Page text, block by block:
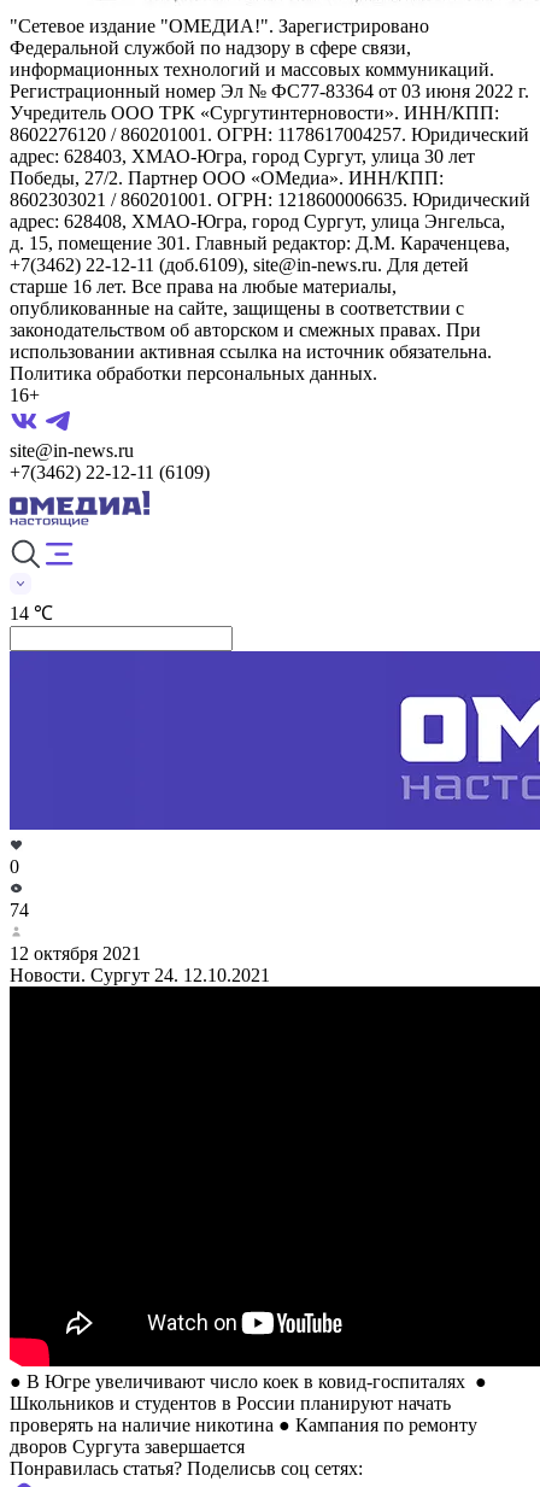
"Сетевое издание "ОМЕДИА!". Зарегистрировано
Федеральной службой по надзору в сфере связи,
информационных технологий и массовых коммуникаций.
Регистрационный номер Эл № ФС77-83364 от 03 июня 2022 г.
Учредитель ООО ТРК «Сургутинтерновости». ИНН/КПП:
8602276120 / 860201001. ОГРН: 1178617004257. Юридический
адрес: 628403, ХМАО-Югра, город Сургут, улица 30 лет
Победы, 27/2. Партнер ООО «ОМедиа». ИНН/КПП:
8602303021 / 860201001. ОГРН: 1218600006635. Юридический
адрес: 628408, ХМАО-Югра, город Сургут, улица Энгельса,
д. 15, помещение 301. Главный редактор: Д.М. Караченцева,
+7(3462) 22-12-11 (доб.6109), site@in-news.ru. Для детей
старше 16 лет. Все права на любые материалы,
опубликованные на сайте, защищены в соответствии с
законодательством об авторском и смежных правах. При
использовании активная ссылка на источник обязательна.
Политика обработки персональных данных.
16+
site@in-news.ru
+7(3462) 22-12-11 (6109)
14 ℃
0
74
12 октября 2021
Новости. Сургут 24. 12.10.2021
● В Югре увеличивают число коек в ковид-госпиталях ●
Школьников и студентов в России планируют начать
проверять на наличие никотина ● Кампания по ремонту
дворов Сургута завершается
Понравилась статья? Поделиcьв соц сетях: